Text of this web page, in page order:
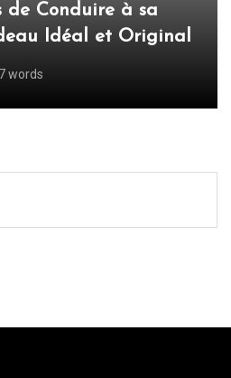
de Conduire à sa
Idéal et Original
words